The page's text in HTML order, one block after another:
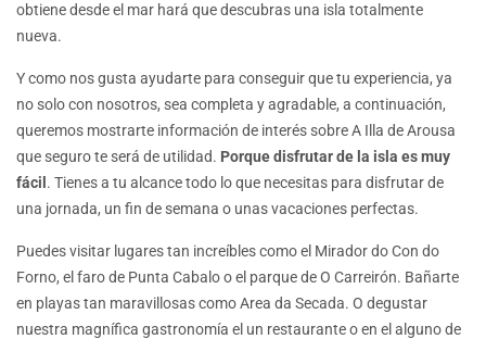
obtiene desde el mar hará que descubras una isla totalmente
nueva.
Y como nos gusta ayudarte para conseguir que tu experiencia, ya
no solo con nosotros, sea completa y agradable, a continuación,
queremos mostrarte información de interés sobre A Illa de Arousa
que seguro te será de utilidad. Porque disfrutar de la isla es muy
fácil . Tienes a tu alcance todo lo que necesitas para disfrutar de
una jornada, un fin de semana o unas vacaciones perfectas.
Puedes visitar lugares tan increíbles como el Mirador do Con do
Forno, el faro de Punta Cabalo o el parque de O Carreirón. Bañarte
en playas tan maravillosas como Area da Secada. O degustar
nuestra magnífica gastronomía el un restaurante o en el alguno de